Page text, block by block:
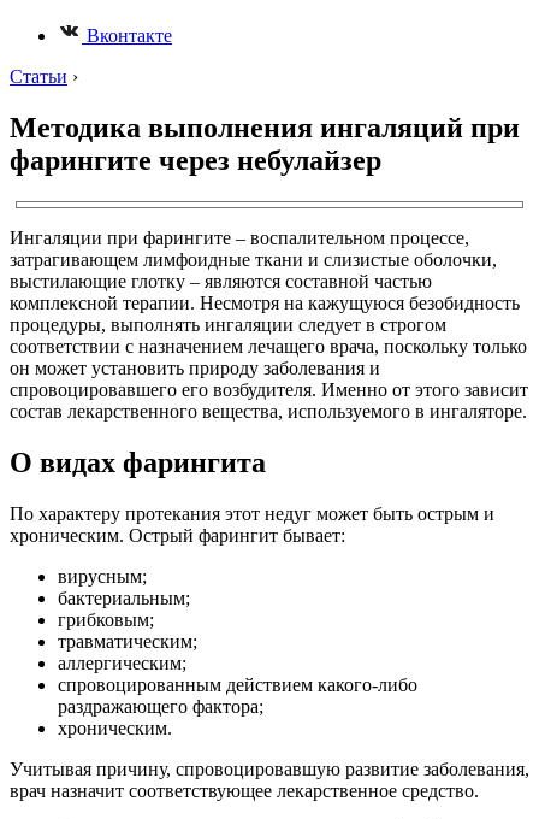
Вконтакте
Статьи ›
Методика выполнения ингаляций при
фарингите через небулайзер
Ингаляции при фарингите – воспалительном процессе,
затрагивающем лимфоидные ткани и слизистые оболочки,
выстилающие глотку – являются составной частью
комплексной терапии. Несмотря на кажущуюся безобидность
процедуры, выполнять ингаляции следует в строгом
соответствии с назначением лечащего врача, поскольку только
он может установить природу заболевания и
спровоцировавшего его возбудителя. Именно от этого зависит
состав лекарственного вещества, используемого в ингаляторе.
О видах фарингита
По характеру протекания этот недуг может быть острым и
хроническим. Острый фарингит бывает:
вирусным;
бактериальным;
грибковым;
травматическим;
аллергическим;
спровоцированным действием какого-либо
раздражающего фактора;
хроническим.
Учитывая причину, спровоцировавшую развитие заболевания,
врач назначит соответствующее лекарственное средство.